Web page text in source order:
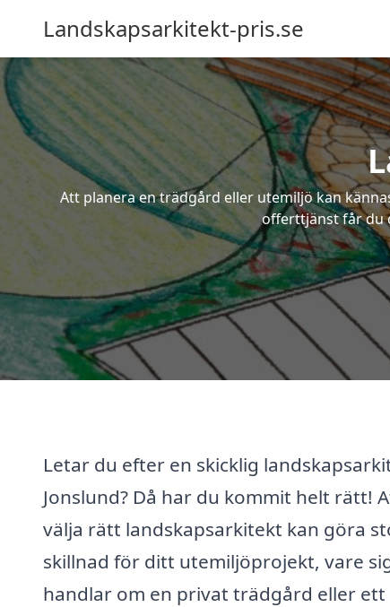
Landskapsarkitekt-pris.se
Att planera en trädgård eller utemiljö kan
offerttjänst får du
Letar du efter en skicklig
Jonslund? Då har du kommit helt rätt!
välja rätt landskapsarkitekt kan göra
skillnad för ditt utemiljöprojekt, vare
handlar om en privat trädgård eller ett